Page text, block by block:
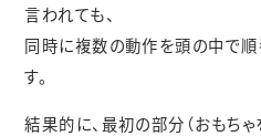
言われても、
同時に複数の動作を頭の中で
す。
結果的に、最初の部分（おもち